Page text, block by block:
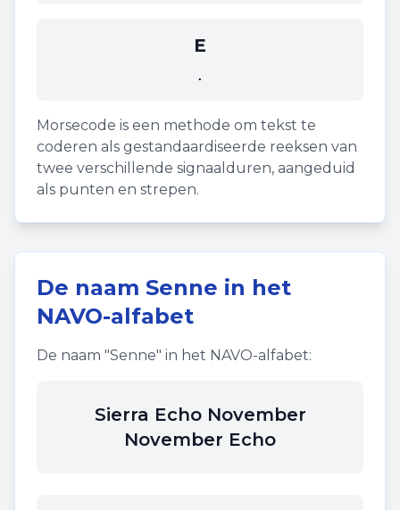
E
.
Morsecode is een methode om tekst te
coderen als gestandaardiseerde reeksen van
twee verschillende signaalduren, aangeduid
als punten en strepen.
De naam Senne in het
NAVO-alfabet
De naam "Senne" in het NAVO-alfabet:
Sierra Echo November
November Echo